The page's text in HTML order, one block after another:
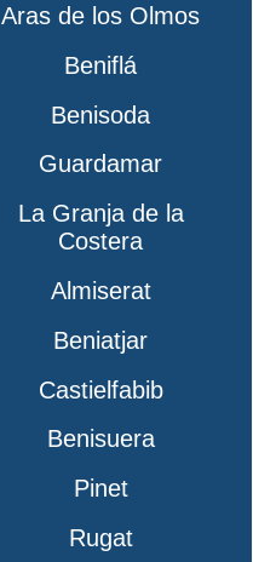
Aras de los Olmos
Beniflá
Benisoda
Guardamar
La Granja de la
Costera
Almiserat
Beniatjar
Castielfabib
Benisuera
Pinet
Rugat